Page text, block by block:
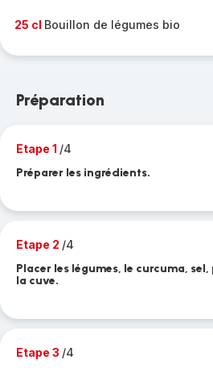
25 cl Bouillon de légumes bio
Préparation
Etape 1 /4
Préparer les ingrédients.
Etape 2 /4
Placer les légumes, le curcuma,
la cuve.
Etape 3 /4